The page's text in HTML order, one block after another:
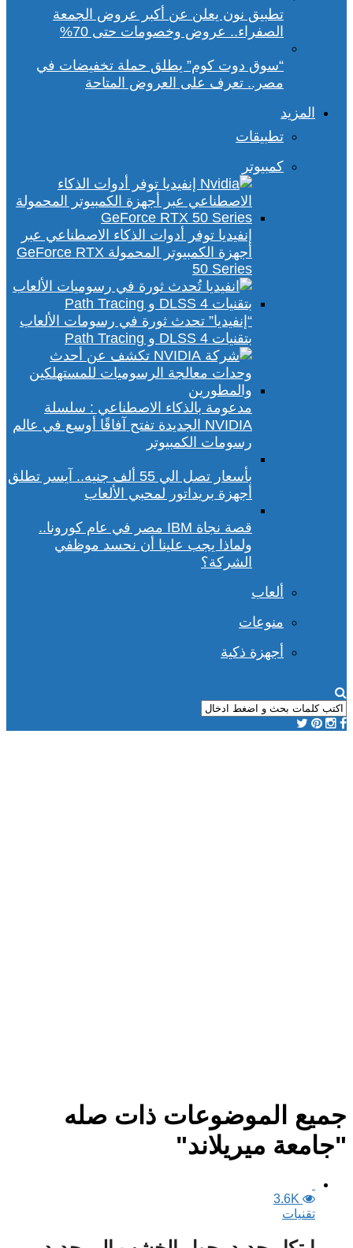
تطبيق نون يعلن عن أكبر عروض الجمعة
الصفراء.. عروض وخصومات حتى 70%
“سوق دوت كوم” يطلق حملة تخفيضات في
مصر.. تعرف على العروض المتاحة
المزيد
تطبيقات
كمبيوتر
إنفيديا توفر أدوات الذكاء الاصطناعي عبر
أجهزة الكمبيوتر المحمولة GeForce RTX
50 Series
“إنفيديا” تحدث ثورة في رسومات الألعاب
بتقنيات DLSS 4 و Path Tracing
مدعومة بالذكاء الاصطناعي : سلسلة
NVIDIA الجديدة تفتح آفاقًا أوسع في عالم
رسومات الكمبيوتر
بأسعار تصل الي 55 ألف جنيه.. آيسر تطلق
أجهزة بريداتور لمحبي الألعاب
قصة نجاة IBM مصر في عام كورونا..
ولماذا يجب علينا أن نحسد موظفي
الشركة؟
ألعاب
منوعات
أجهزة ذكية
جميع الموضوعات ذات صله
"جامعة ميريلاند"
3.6K
تقنيات